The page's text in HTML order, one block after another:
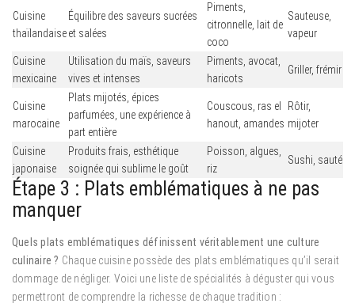
Cuisine
thaïlandaise
Équilibre des saveurs sucrées
et salées
Piments,
citronnelle, lait de
coco
Sauteuse,
vapeur
Cuisine
mexicaine
Utilisation du maïs, saveurs
vives et intenses
Piments, avocat,
haricots
Griller, frémir
Cuisine
marocaine
Plats mijotés, épices
parfumées, une expérience à
part entière
Couscous, ras el
hanout, amandes
Rôtir,
mijoter
Cuisine
japonaise
Produits frais, esthétique
soignée qui sublime le goût
Poisson, algues,
riz
Sushi, sauté
Étape 3 : Plats emblématiques à ne pas
manquer
Quels plats emblématiques définissent véritablement une culture
culinaire ? Chaque cuisine possède des plats emblématiques qu’il serait
dommage de négliger. Voici une liste de spécialités à déguster qui vous
permettront de comprendre la richesse de chaque tradition :